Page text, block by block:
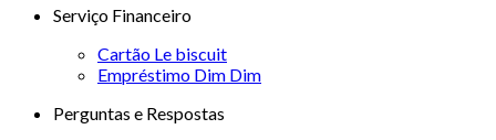
Serviço Financeiro
Cartão Le biscuit
Empréstimo Dim Dim
Perguntas e Respostas